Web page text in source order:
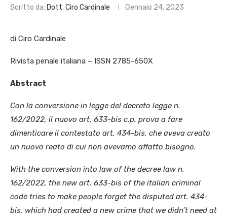
Scritto da: Dott. Ciro Cardinale Gennaio 24, 2023
di Ciro Cardinale
Rivista penale italiana – ISSN 2785-650X
Abstract
Con la conversione in legge del decreto legge n.
162/2022, il nuovo art. 633-bis c.p. prova a fare
dimenticare il contestato art. 434-bis, che aveva creato
un nuovo reato di cui non avevamo affatto bisogno.
With the conversion into law of the decree law n.
162/2022, the new art. 633-bis of the italian criminal
code tries to make people forget the disputed art. 434-
bis, which had created a new crime that we didn’t need at